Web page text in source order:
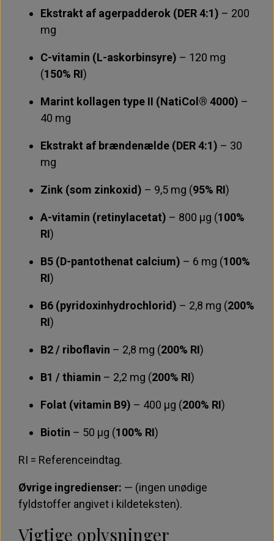
Ekstrakt af agerpadderok (DER 4:1) – 200
mg
C-vitamin (L-askorbinsyre) – 120 mg
(150% RI)
Marint kollagen type II (NatiCol® 4000) –
40 mg
Ekstrakt af brændenælde (DER 4:1) – 30
mg
Zink (som zinkoxid) – 9,5 mg (95% RI)
A-vitamin (retinylacetat) – 800 μg (100%
RI)
B5 (D-pantothenat calcium) – 6 mg (100%
RI)
B6 (pyridoxinhydrochlorid) – 2,8 mg (200%
RI)
B2 / riboflavin – 2,8 mg (200% RI)
B1 / thiamin – 2,2 mg (200% RI)
Folat (vitamin B9) – 400 μg (200% RI)
Biotin – 50 μg (100% RI)
RI = Referenceindtag.
Øvrige ingredienser: — (ingen unødige
fyldstoffer angivet i kildeteksten).
Vigtige oplysninger